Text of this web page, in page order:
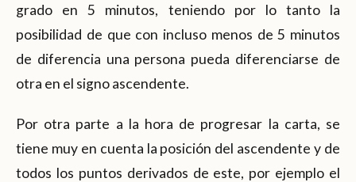
grado en 5 minutos, teniendo por lo tanto la
posibilidad de que con incluso menos de 5 minutos
de diferencia una persona pueda diferenciarse de
otra en el signo ascendente.
Por otra parte a la hora de progresar la carta, se
tiene muy en cuenta la posición del ascendente y de
todos los puntos derivados de este, por ejemplo el